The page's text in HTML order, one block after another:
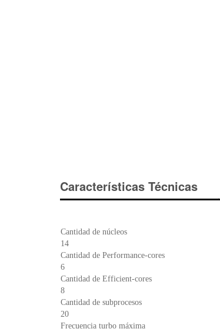
Características Técnicas
Cantidad de núcleos
14
Cantidad de Performance-cores
6
Cantidad de Efficient-cores
8
Cantidad de subprocesos
20
Frecuencia turbo máxima